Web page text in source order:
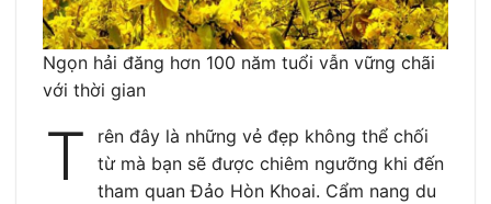
Ngọn hải đăng hơn 100 năm tuổi vẫn vững chãi
với thời gian
T
rên đây là những vẻ đẹp không thể chối
từ mà bạn sẽ được chiêm ngưỡng khi đến
tham quan Đảo Hòn Khoai. Cẩm nang du